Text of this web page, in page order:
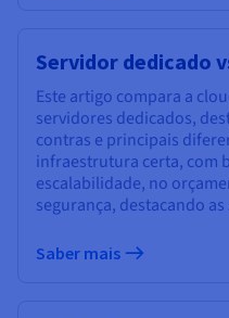
Servidor dedicado
Este artigo compara a
servidores dedicados,
contras e principais
infraestrutura certa, com
escalabilidade, no
segurança, destacando
Saber mais